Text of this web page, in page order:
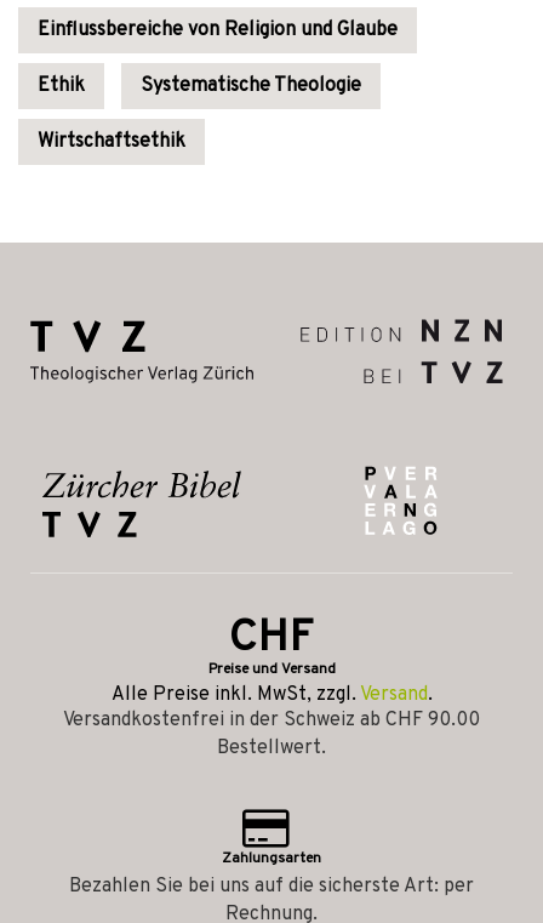
Einflussbereiche von Religion und Glaube
Ethik Systematische Theologie
Wirtschaftsethik
CHF
Preise und Versand
Alle Preise inkl. MwSt, zzgl. Versand.
Versandkostenfrei in der Schweiz ab CHF 90.00
Bestellwert.
Zahlungsarten
Bezahlen Sie bei uns auf die sicherste Art: per
Rechnung.